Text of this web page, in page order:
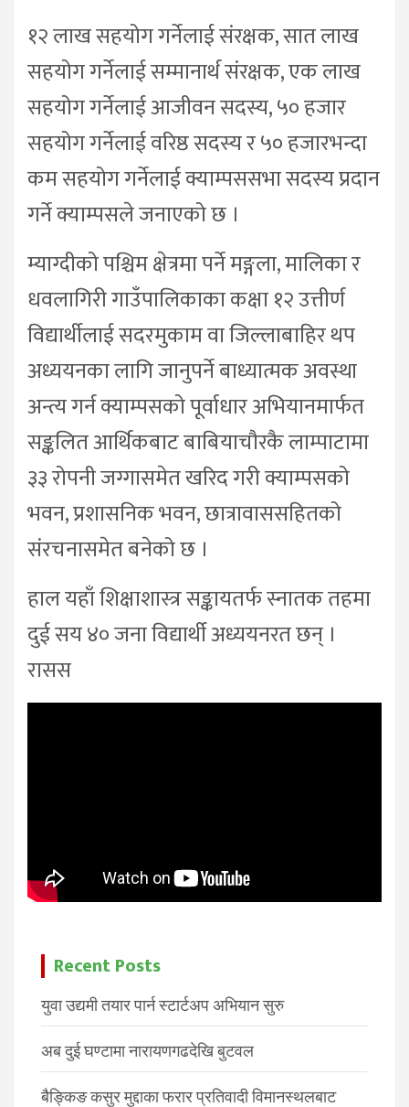
१२ लाख सहयोग गर्नेलाई संरक्षक, सात लाख
सहयोग गर्नेलाई सम्मानार्थ संरक्षक, एक लाख
सहयोग गर्नेलाई आजीवन सदस्य, ५० हजार
सहयोग गर्नेलाई वरिष्ठ सदस्य र ५० हजारभन्दा
कम सहयोग गर्नेलाई क्याम्पससभा सदस्य प्रदान
गर्ने क्याम्पसले जनाएको छ ।
म्याग्दीको पश्चिम क्षेत्रमा पर्ने मङ्गला, मालिका र
धवलागिरी गाउँपालिकाका कक्षा १२ उत्तीर्ण
विद्यार्थीलाई सदरमुकाम वा जिल्लाबाहिर थप
अध्ययनका लागि जानुपर्ने बाध्यात्मक अवस्था
अन्त्य गर्न क्याम्पसको पूर्वाधार अभियानमार्फत
सङ्कलित आर्थिकबाट बाबियाचौरकै लाम्पाटामा
३३ रोपनी जग्गासमेत खरिद गरी क्याम्पसको
भवन, प्रशासनिक भवन, छात्रावाससहितको
संरचनासमेत बनेको छ ।
हाल यहाँ शिक्षाशास्त्र सङ्कायतर्फ स्नातक तहमा
दुई सय ४० जना विद्यार्थी अध्ययनरत छन् ।
रासस
Recent Posts
युवा उद्यमी तयार पार्न स्टार्टअप अभियान सुरु
अब दुई घण्टामा नारायणगढदेखि बुटवल
बैङ्किङ कसुर मुद्दाका फरार प्रतिवादी विमानस्थलबाट